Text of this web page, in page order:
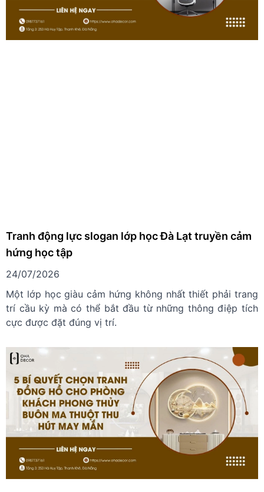
Tranh động lực slogan lớp học Đà Lạt truyền cảm
hứng học tập
24/07/2026
Một lớp học giàu cảm hứng không nhất thiết phải trang
trí cầu kỳ mà có thể bắt đầu từ những thông điệp tích
cực được đặt đúng vị trí.